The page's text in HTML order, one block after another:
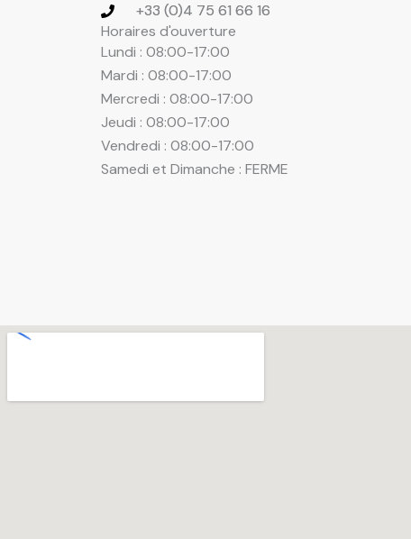
+33 (0)4 75 61 66 16
Horaires d'ouverture
Lundi : 08:00-17:00
Mardi : 08:00-17:00
Mercredi : 08:00-17:00
Jeudi : 08:00-17:00
Vendredi : 08:00-17:00
Samedi et Dimanche : FERME